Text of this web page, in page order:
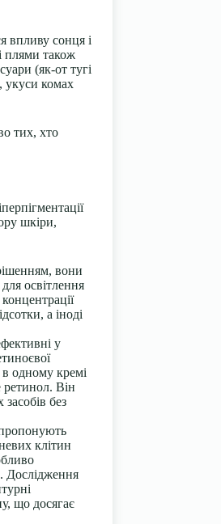
впливу сонця і
плями також
(як-от тугі
укуси комах
тих, хто
шкіри,
вони
освітлення
а іноді
у
в одному кремі
ретинол. Він
без
клітин
Дослідження
що досягає